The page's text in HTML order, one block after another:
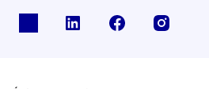
Linkedin Facebook